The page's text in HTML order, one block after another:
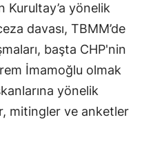
Kurultay’a yönelik
davası, TBMM’de
başta CHP'nin
İmamoğlu olmak
yönelik
mitingler ve anketler